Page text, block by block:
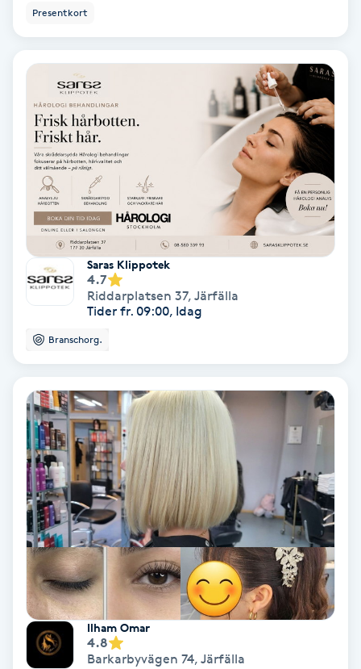
Fransk manikyr
Fransrengöring
Frekvensterapi
Friskvård
Friskvårdsmassage
Frisör
Funktionsanalys
Föning
Gel naglar
Gelenaglar
Gellack
Gellack med förstärkning
Presentkort
Saras Klippotek
4.7
Riddarplatsen 37, Järfälla
Tider fr. 09:00, Idag
Branschorg.
Ilham Omar
4.8
Barkarbyvägen 74, Järfälla